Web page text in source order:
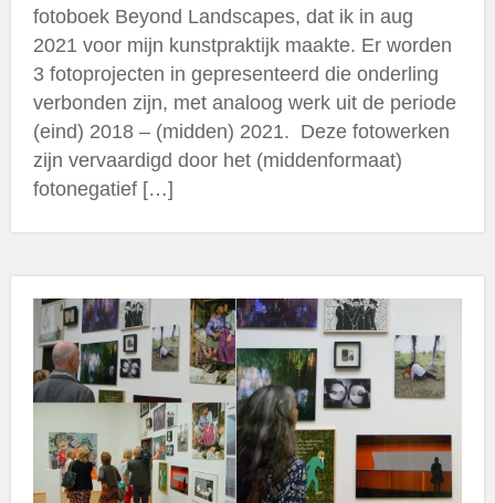
fotoboek Beyond Landscapes, dat ik in aug
2021 voor mijn kunstpraktijk maakte. Er worden
3 fotoprojecten in gepresenteerd die onderling
verbonden zijn, met analoog werk uit de periode
(eind) 2018 – (midden) 2021. Deze fotowerken
zijn vervaardigd door het (middenformaat)
fotonegatief […]